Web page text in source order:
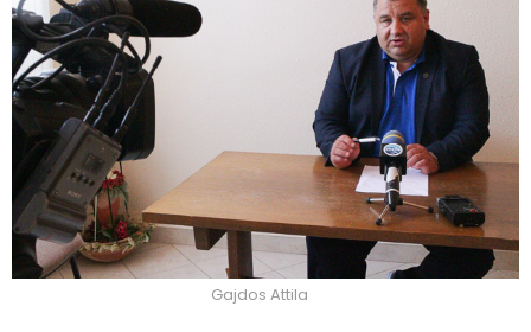
Gajdos Attila